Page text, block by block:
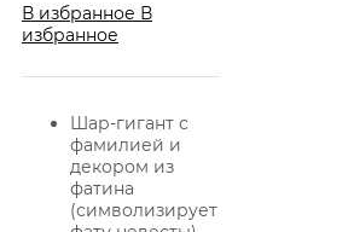
В избранное В
избранное
Шар-гигант с
фамилией и
декором из
фатина
(символизирует